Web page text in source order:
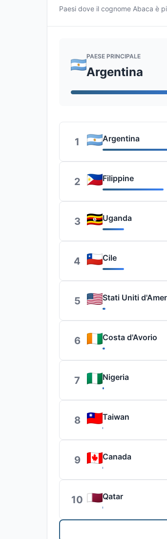
Paesi dove il cognome Abaca è
PAESE PRINCIPALE
Argentina
1 Argentina
2 Filippine
3 Uganda
4 Cile
5 Stati Uniti
6 Costa d'Avorio
7 Nigeria
8 Taiwan
9 Canada
10 Qatar